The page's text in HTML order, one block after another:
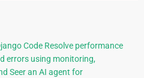
Code Resolve performance
errors using monitoring,
Seer an AI agent for